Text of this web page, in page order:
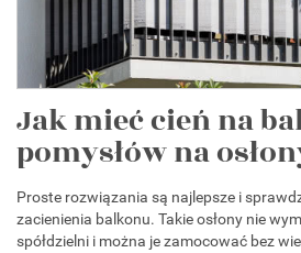
Jak mieć cień na
pomysłów na
Proste rozwiązania są najlepsze i
zacienienia balkonu. Takie osłony nie
spółdzielni i można je zamocować bez